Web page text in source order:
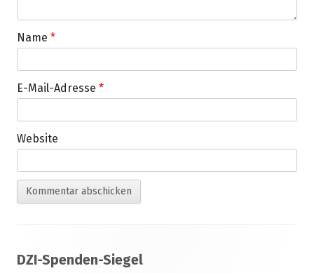
Name *
E-Mail-Adresse *
Website
Inhalt
DZI-Spenden-Siegel